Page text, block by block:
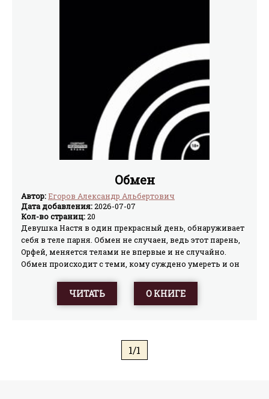
Обмен
Автор:Егоров Александр Альбертович
Дата добавления:2026-07-07
Кол-во страниц:20
Девушка Настя в один прекрасный день, обнаруживает
себя в теле парня. Обмен не случаен, ведь этот парень,
Орфей, меняется телами не впервые и не случайно.
Обмен происходит с теми, кому суждено умереть и он
становится немного сложнее, так как у них есть что-то
ЧИТАТЬ О КНИГЕ
1/1